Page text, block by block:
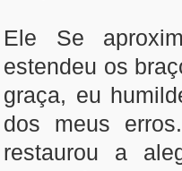
Ele Se
estendeu os
graça, eu
dos meus
restaurou a